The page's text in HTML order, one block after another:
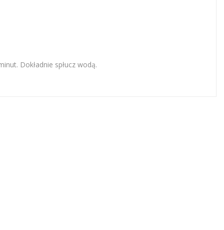
Dokładnie spłucz wodą.